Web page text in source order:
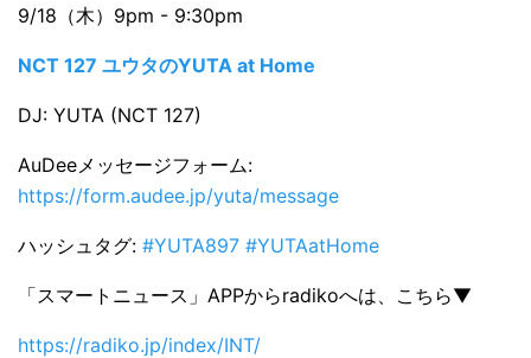
9/18（木）9pm - 9:30pm
NCT 127 ユウタのYUTA at Home
DJ: YUTA (NCT 127)
AuDeeメッセージフォーム:
https://form.audee.jp/yuta/message
ハッシュタグ: #YUTA897 #YUTAatHome
「スマートニュース」APPからradikoへは、こちら▼
https://radiko.jp/index/INT/